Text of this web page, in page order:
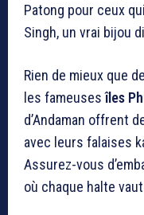
Patong pour ceux
Singh, un vrai bijou
Rien de mieux que
les fameusesîles
d’Andaman offrent
avec leurs falaises
Assurez-vous
où chaque halte